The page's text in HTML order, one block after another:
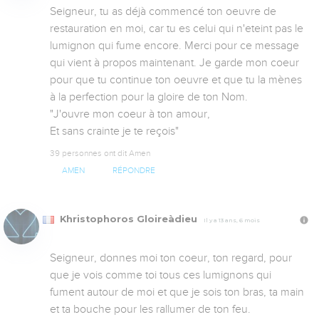
Seigneur, tu as déjà commencé ton oeuvre de
restauration en moi, car tu es celui qui n'eteint pas le
lumignon qui fume encore. Merci pour ce message
qui vient à propos maintenant. Je garde mon coeur
pour que tu continue ton oeuvre et que tu la mènes
à la perfection pour la gloire de ton Nom.
"J'ouvre mon coeur à ton amour,
Et sans crainte je te reçois"
39 personnes ont dit Amen
AMEN RÉPONDRE
Khristophoros Gloireàdieu Il y a 13 ans, 6 mois
Seigneur, donnes moi ton coeur, ton regard, pour
que je vois comme toi tous ces lumignons qui
fument autour de moi et que je sois ton bras, ta main
et ta bouche pour les rallumer de ton feu.